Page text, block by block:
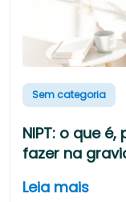
Sem categoria
NIPT: o que
fazer na
Leia mais